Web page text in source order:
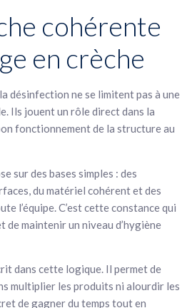
cohérente
en crèche
désinfection ne se limitent pas à une
Ils jouent un rôle direct dans la
fonctionnement de la structure au
sur des bases simples : des
du matériel cohérent et des
l’équipe. C’est cette constance qui
de maintenir un niveau d’hygiène
dans cette logique. Il permet de
multiplier les produits ni alourdir les
de gagner du temps tout en